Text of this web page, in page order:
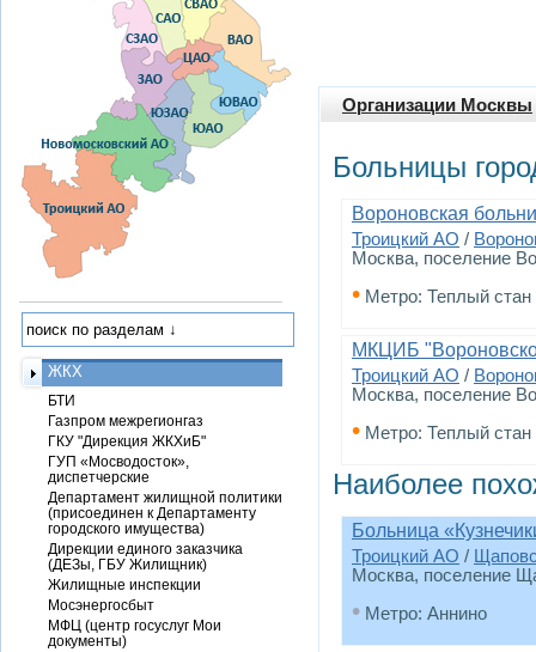
Организации Москвы
Больницы
Вороновская
Троицкий АО /
Москва, поселение
• Метро: Теплый стан
МКЦИБ
Троицкий АО /
Москва, поселение
• Метро: Теплый стан
Наиболее
Больница
Троицкий АО /
Москва, поселение
• Метро: Аннино
ЖКХ
БТИ
Газпром межрегионгаз
ГКУ "Дирекция ЖКХиБ"
ГУП «Мосводосток»,
диспетчерские
Департамент жилищной политики
(присоединен к Департаменту
городского имущества)
Дирекции единого заказчика
(ДЕЗы, ГБУ Жилищник)
Жилищные инспекции
Мосэнергосбыт
МФЦ (центр госуслуг Мои
документы)